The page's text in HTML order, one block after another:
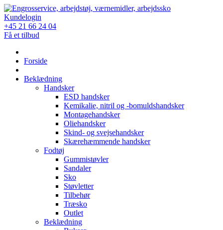
Skip
to
content
Kundelogin
+45 21 66 24 04
Få et tilbud
Forside
Beklædning
Handsker
ESD handsker
Kemikalie, nitril og -bomuldshandsker
Montagehandsker
Oliehandsker
Skind- og svejsehandsker
Skærehæmmende handsker
Fodtøj
Gummistøvler
Sandaler
Sko
Støvletter
Tilbehør
Træsko
Outlet
Beklædning